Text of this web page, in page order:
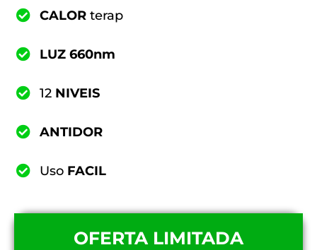
CALOR terap
LUZ 660nm
12 NIVEIS
ANTIDOR
Uso FACIL
OFERTA LIMITADA